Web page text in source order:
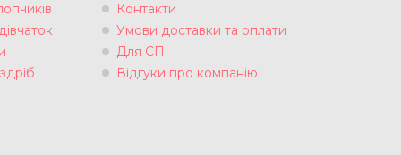
Контакти
Умови доставки та оплати
Для СП
Відгуки про компанію